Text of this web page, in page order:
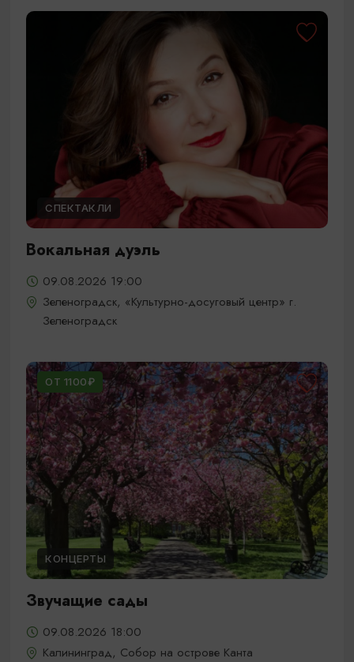
СПЕКТАКЛИ
Вокальная дуэль
09.08.2026 19:00
Зеленоградск, «Культурно-досуговый центр» г.
Зеленоградск
ОТ 1100₽
КОНЦЕРТЫ
Звучащие сады
09.08.2026 18:00
Калининград, Собор на острове Канта